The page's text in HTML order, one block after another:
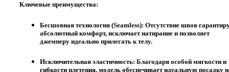
Ключевые преимущества:
Бесшовная технология (Seamless): Отсутствие швов
абсолютный комфорт, исключает натирание и позволяет
джемперу идеально прилегать к телу.
Исключительная эластичность: Благодаря особой мягкости и
гибкости плетения, модель обеспечивает идеальную посадку